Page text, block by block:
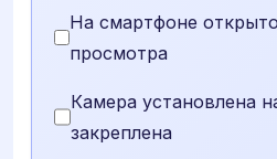
На смартфоне
просмотра
Камера установлена
закреплена